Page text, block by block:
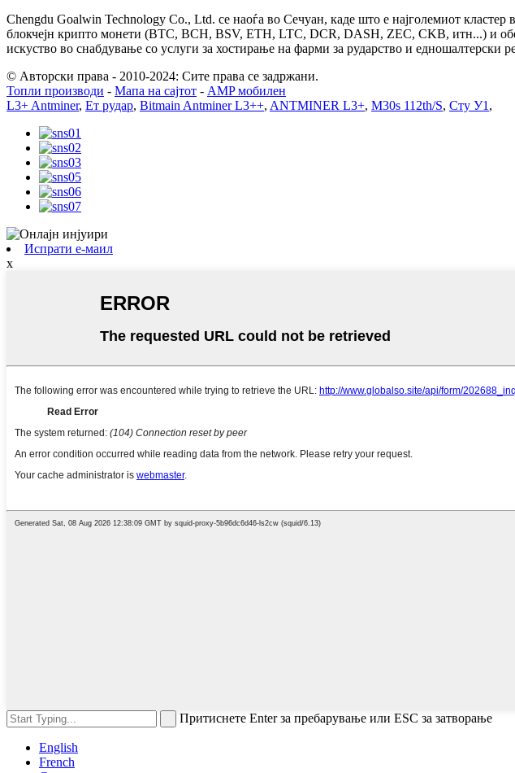
Chengdu Goalwin Technology Co., Ltd. се наоѓа во Сечуан, каде што е најголемиот кластер
блокчејн крипто монети (BTC, BCH, BSV, ETH, LTC, DCR, DASH, ZEC, CKB, итн...) и
искуство во снабдување со услуги за хостирање на фарми за рударство и едношалтерски
© Авторски права - 2010-2024: Сите права се задржани.
Топли производи - Мапа на сајтот - AMP мобилен
L3+ Antminer, Ет рудар, Bitmain Antminer L3++, ANTMINER L3+, M30s 112th/S, Сту У1 ,
Испрати е-маил
x
Притиснете Enter за пребарување или ESC за затворање
English
French